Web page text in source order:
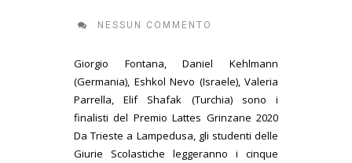
NESSUN COMMENTO
Giorgio Fontana, Daniel Kehlmann
(Germania), Eshkol Nevo (Israele), Valeria
Parrella, Elif Shafak (Turchia) sono i
finalisti del Premio Lattes Grinzane 2020
Da Trieste a Lampedusa, gli studenti delle
Giurie Scolastiche leggeranno i cinque